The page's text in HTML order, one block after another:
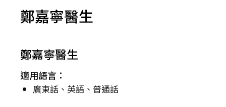
鄭嘉寧醫生
鄭嘉寧醫生
適用語言：
廣東話、英語、普通話